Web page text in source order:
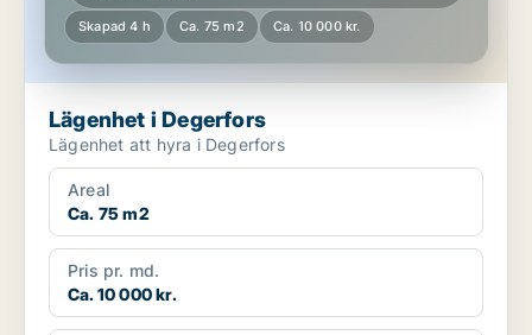
Skapad 4 h Ca. 75 m2 Ca. 10 000 kr.
Lägenhet i Degerfors
Lägenhet att hyra i Degerfors
Areal
Ca. 75 m2
Pris pr. md.
Ca. 10 000 kr.